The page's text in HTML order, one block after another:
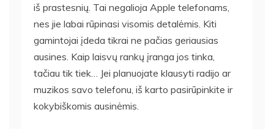
iš prastesnių. Tai negalioja Apple telefonams,
nes jie labai rūpinasi visomis detalėmis. Kiti
gamintojai įdeda tikrai ne pačias geriausias
ausines. Kaip laisvų rankų įranga jos tinka,
tačiau tik tiek… Jei planuojate klausyti radijo ar
muzikos savo telefonu, iš karto pasirūpinkite ir
kokybiškomis ausinėmis.